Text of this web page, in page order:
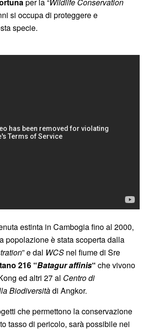
si occupa di proteggere e
specie.
estinta in Cambogia fino al 2000,
popolazione è stata scoperta dalla
” e dal WCS nel fiume di Sre
216 “Batagur affinis“ che vivono
ed altri 27 al Centro di
Biodiversitàdi Angkor.
che permettono la conservazione
tasso di pericolo, sarà possibile nei